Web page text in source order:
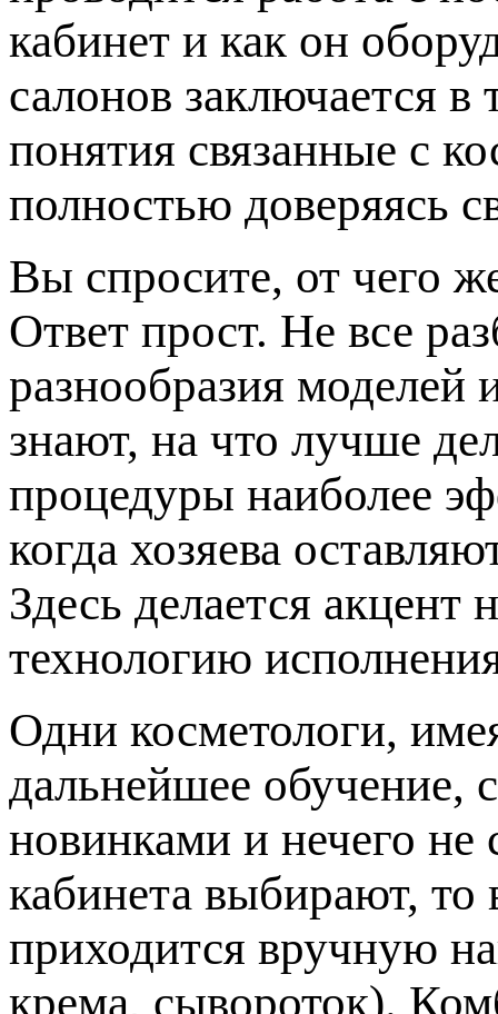
кабинет и как он
салонов заключается
понятия связанные с
полностью доверяясь
Вы спросите, от чего
Ответ прост. Не все
разнообразия моделей
знают, на что лучше
процедуры наиболее
когда хозяева
Здесь делается акцент
технологию
Одни косметологи,
дальнейшее обучение,
новинками и нечего
кабинета выбирают, то
приходится вручную
крема, сывороток).